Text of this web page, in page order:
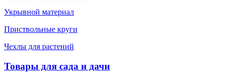
Укрывной материал
Приствольные круги
Чехлы для растений
Товары для сада и дачи